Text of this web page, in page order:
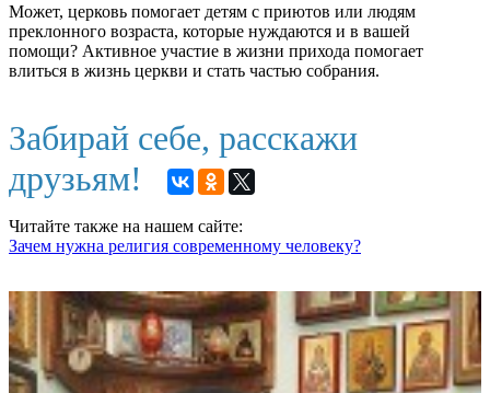
Может, церковь помогает детям с приютов или людям
преклонного возраста, которые нуждаются и в вашей
помощи? Активное участие в жизни прихода помогает
влиться в жизнь церкви и стать частью собрания.
Забирай себе, расскажи
друзьям!
Читайте также на нашем сайте:
Зачем нужна религия современному человеку?